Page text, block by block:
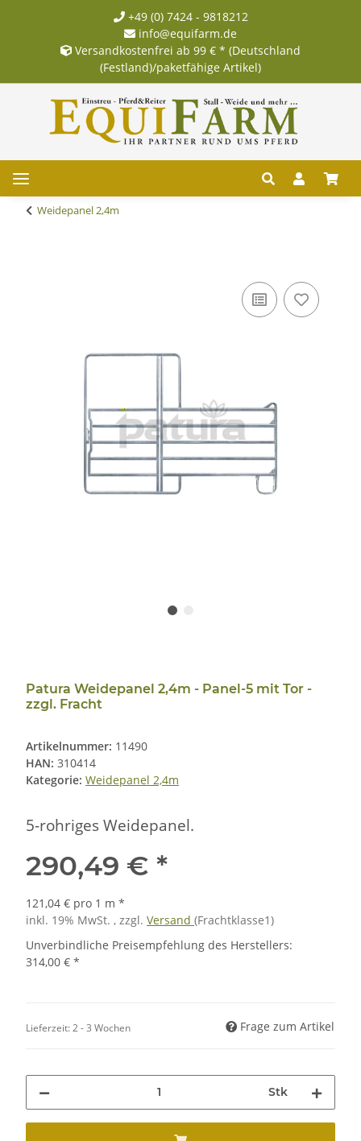
+49 (0) 7424 - 9818212
info@equifarm.de
Versandkostenfrei ab 99 € * (Deutschland
(Festland)/paketfähige Artikel)
Weidepanel 2,4m
Patura Weidepanel 2,4m - Panel-5 mit Tor -
zzgl. Fracht
Artikelnummer: 11490
HAN: 310414
Kategorie: Weidepanel 2,4m
5-rohriges Weidepanel.
290,49 € *
121,04 € pro 1 m *
inkl. 19% MwSt. , zzgl. Versand (Frachtklasse1)
Unverbindliche Preisempfehlung des Herstellers:
314,00 € *
Lieferzeit:2 - 3 Wochen Frage zum Artikel
Stk